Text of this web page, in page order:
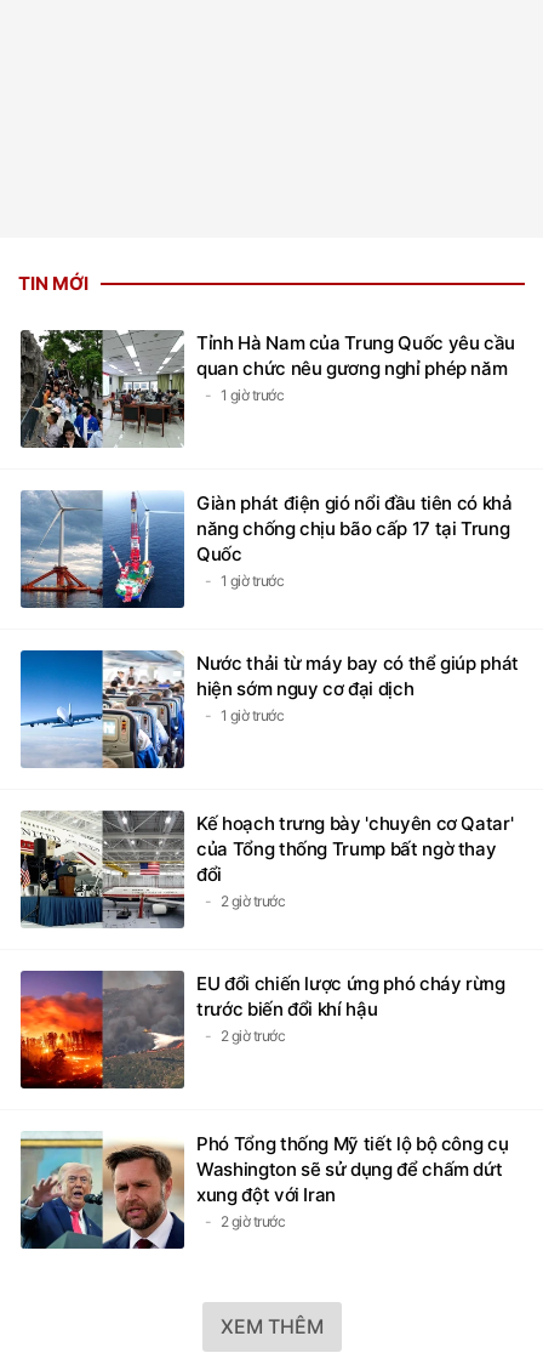
TIN MỚI
Tỉnh Hà Nam của Trung Quốc yêu cầu
quan chức nêu gương nghỉ phép năm
1 giờ trước
Giàn phát điện gió nổi đầu tiên có khả
năng chống chịu bão cấp 17 tại Trung
Quốc
1 giờ trước
Nước thải từ máy bay có thể giúp phát
hiện sớm nguy cơ đại dịch
1 giờ trước
Kế hoạch trưng bày 'chuyên cơ Qatar'
của Tổng thống Trump bất ngờ thay
đổi
2 giờ trước
EU đổi chiến lược ứng phó cháy rừng
trước biến đổi khí hậu
2 giờ trước
Phó Tổng thống Mỹ tiết lộ bộ công cụ
Washington sẽ sử dụng để chấm dứt
xung đột với Iran
2 giờ trước
XEM THÊM